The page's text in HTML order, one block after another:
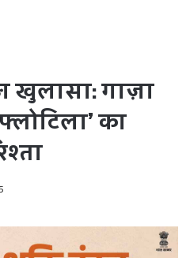
खुलासा: गाज़ा
का